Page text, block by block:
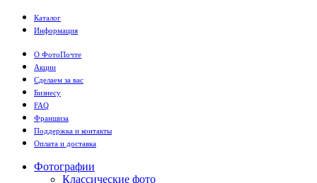
Каталог
Информация
О ФотоПочте
Акции
Сделаем за вас
Бизнесу
FAQ
Франшиза
Поддержка и контакты
Оплата и доставка
Фотографии
Классические фото